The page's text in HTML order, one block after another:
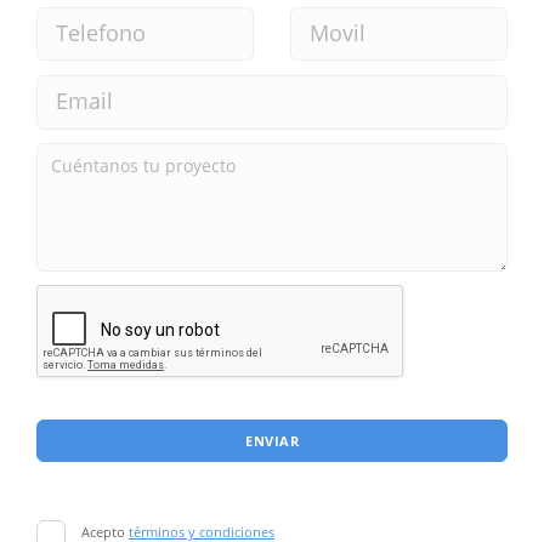
ENVIAR
Acepto términos y condiciones